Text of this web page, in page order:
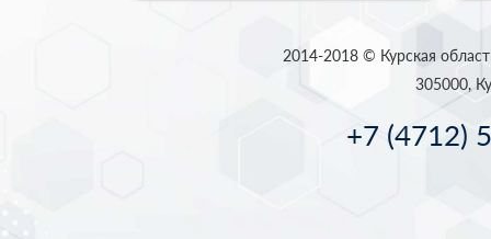
2014-2018 © Курская
305000,
+7 (4712)